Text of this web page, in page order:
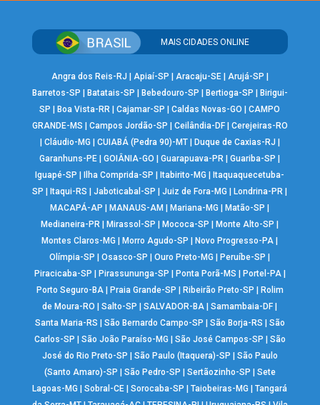
MAIS CIDADES ONLINE
Angra dos Reis-RJ Apiaí-SP Aracaju-SE| Arujá-SP
Barretos-SP
Batatais-SP Bebedouro-SP Bertioga-SP
Birigui-
SP
Boa Vista-RR |Cajamar-SP |Caldas Novas-GO |CAMPO
GRANDE-MS
Campos Jordão-SP Ceilândia-DF| Cerejeiras-RO
Cláudio-MG CUIABÁ (Pedra 90)-MT| Duque de Caxias-RJ
Garanhuns-PE |GOIÂNIA-GO |Guarapuava-PR |Guariba-SP
Iguapé-SP
Ilha Comprida-SP Itabirito-MG
Itaquaquecetuba-
SP
Itaqui-RS |Jaboticabal-SP |Juiz de Fora-MG Londrina-PR
MACAPÁ-AP
MANAUS-AM Mariana-MG Matão-SP
Medianeira-PR
Mirassol-SP Mococa-SP Monte Alto-SP
Montes Claros-MG
Morro Agudo-SP Novo Progresso-PA
Olímpia-SP
|Osasco-SP |Ouro Preto-MG Peruíbe-SP
Piracicaba-SP
Pirassununga-SP Ponta Porã-MS Portel-PA|
Porto Seguro-BA| Praia Grande-SP Ribeirão Preto-SP
Rolim
de Moura-RO
|Salto-SP |SALVADOR-BA |Samambaia-DF
Santa Maria-RS
São Bernardo Campo-SP São Borja-RS
São
Carlos-SP
São João Paraíso-MG São José Campos-SP
São
José do Rio Preto-SP
São Paulo (Itaquera)-SP
São Paulo
(Santo Amaro)-SP
São Pedro-SP Sertãozinho-SP
Sete
Lagoas-MG
|Sobral-CE |Sorocaba-SP |Taiobeiras-MG |Tangará